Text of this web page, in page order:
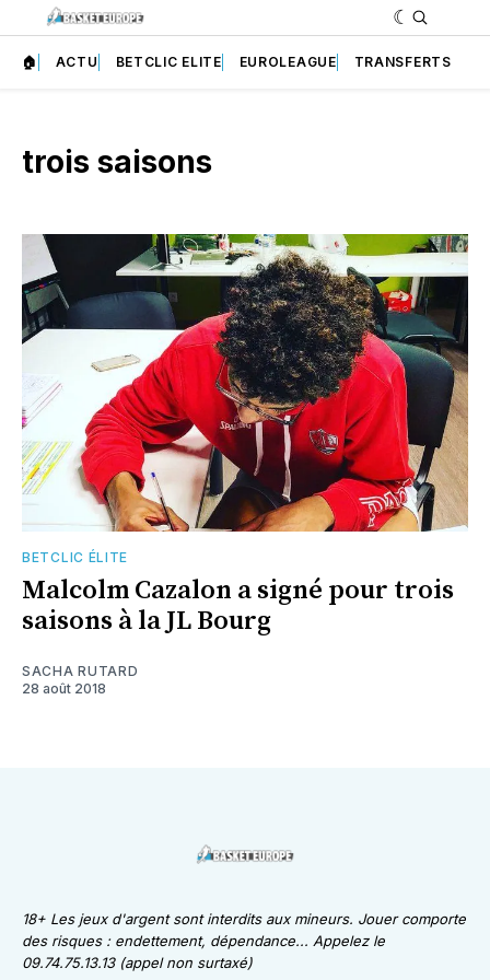
🏠 ACTU BETCLIC ELITE EUROLEAGUE TRANSFERTS
trois saisons
BETCLIC ÉLITE
Malcolm Cazalon a signé pour trois
saisons à la JL Bourg
SACHA RUTARD
28 août 2018
18+ Les jeux d'argent sont interdits aux mineurs. Jouer comporte
des risques : endettement, dépendance... Appelez le
09.74.75.13.13 (appel non surtaxé)